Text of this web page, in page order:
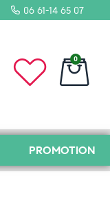
06 61-14 65 07
0
PROMOTION